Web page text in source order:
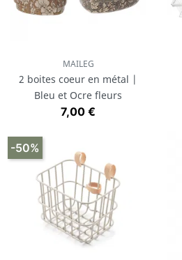
MAILEG
2 boites coeur en métal |
Bleu et Ocre fleurs
Prix
7,00 €
-50%